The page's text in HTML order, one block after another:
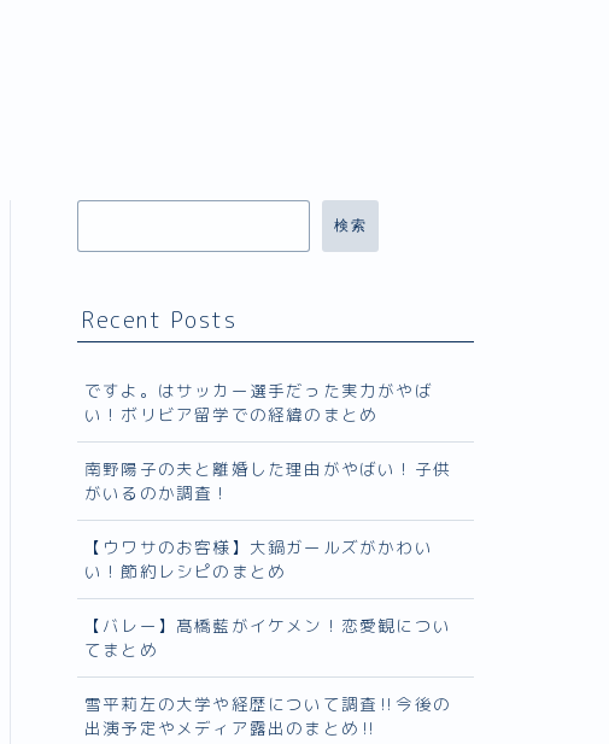
検索
Recent Posts
ですよ。はサッカー選手だった実力がやば
い！ボリビア留学での経緯のまとめ
南野陽子の夫と離婚した理由がやばい！子供
がいるのか調査！
【ウワサのお客様】大鍋ガールズがかわい
い！節約レシピのまとめ
【バレー】髙橋藍がイケメン！恋愛観につい
てまとめ
雪平莉左の大学や経歴について調査‼︎今後の
出演予定やメディア露出のまとめ‼︎